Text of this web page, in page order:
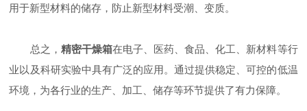
用于新型材料的储存，防止新型材料受潮、变质。
总之， 精密干燥箱在电子、医药、食品、化工、新材料等行
业以及科研实验中具有广泛的应用。通过提供稳定、可控的低温
环境，为各行业的生产、加工、储存等环节提供了有力保障。